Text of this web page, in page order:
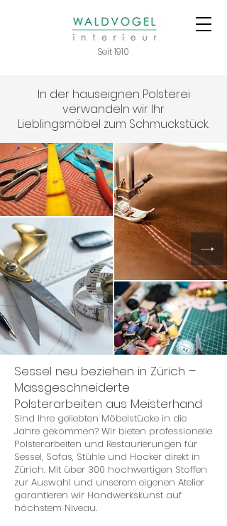
Seit 1910
In der hauseignen Polsterei
verwandeln wir Ihr
Lieblingsmöbel zum Schmuckstück.
Sessel neu beziehen in Zürich –
Massgeschneiderte
Polsterarbeiten aus Meisterhand
Sind Ihre geliebten Möbelstücke in die
Jahre gekommen? Wir bieten professionelle
Polsterarbeiten und Restaurierungen für
Sessel, Sofas, Stühle und Hocker direkt in
Zürich. Mit über 300 hochwertigen Stoffen
zur Auswahl und unserem eigenen Atelier
garantieren wir Handwerkskunst auf
höchstem Niveau.